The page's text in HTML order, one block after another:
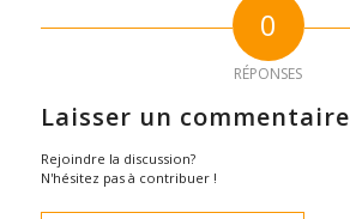
0
RÉPONSES
Laisser un commentaire
Rejoindre la discussion?
N'hésitez pas à contribuer !